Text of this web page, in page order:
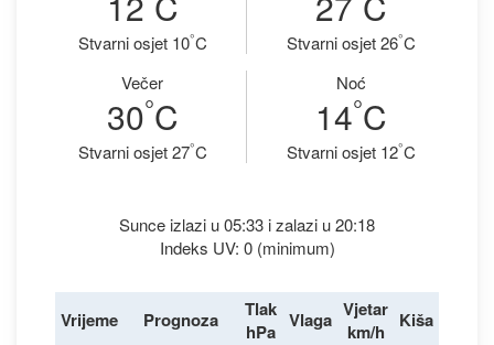
Stvarni osjet 10°C Stvarni osjet 26°C
Večer
30°C
Stvarni osjet 27°C
Noć
14°C
Stvarni osjet 12°C
Sunce izlazi u 05:33 i zalazi u 20:18
Indeks UV: 0 (minimum)
Vrijeme Prognoza
Tlak
hPa Vlaga Vjetar
km/h
Kiša